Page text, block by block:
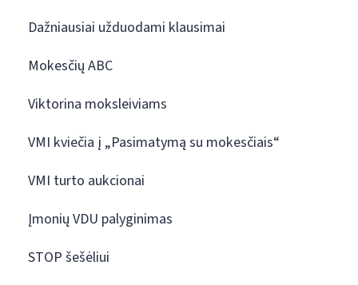
Dažniausiai užduodami klausimai
Mokesčių ABC
Viktorina moksleiviams
VMI kviečia į „Pasimatymą su mokesčiais“
VMI turto aukcionai
Įmonių VDU palyginimas
STOP šešėliui